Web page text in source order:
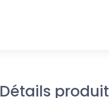
Détails produit